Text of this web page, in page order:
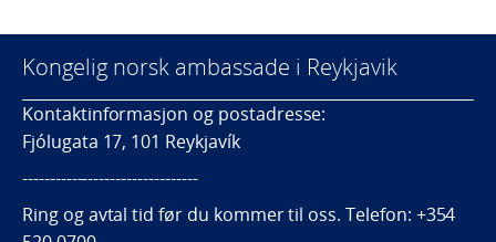
Kongelig norsk ambassade i Reykjavik
Kontaktinformasjon og postadresse:
Fjólugata 17, 101 Reykjavík
--------------------------------
Ring og avtal tid før du kommer til oss. Telefon: +354